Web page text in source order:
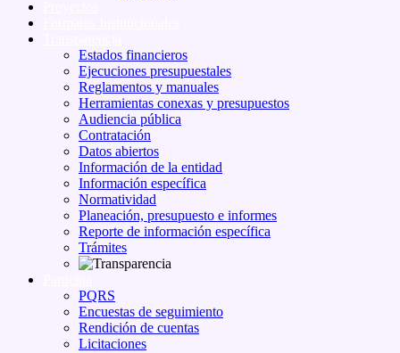
Estados financieros
Ejecuciones presupuestales
Reglamentos y manuales
Herramientas conexas y presupuestos
Audiencia pública
Contratación
Datos abiertos
Información de la entidad
Información específica
Normatividad
Planeación, presupuesto e informes
Reporte de información específica
Trámites
PQRS
Encuestas de seguimiento
Rendición de cuentas
Licitaciones